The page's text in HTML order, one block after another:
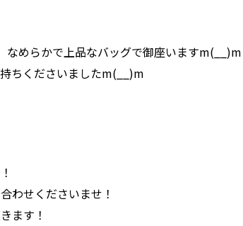
なめらかで上品なバッグで御座いますm(__)m
ちくださいましたm(__)m
わせくださいませ！
ます！